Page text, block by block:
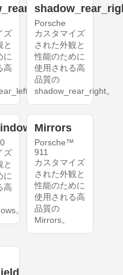
ズ
と
に
高
。
Porsche
カスタマイズ
された外観と
性能のために
使用される高
品質の
shadow_rear_right。
ズ
と
に
高
。
Mirrors
Porsche™
911
カスタマイズ
された外観と
性能のために
使用される高
品質の
Mirrors。